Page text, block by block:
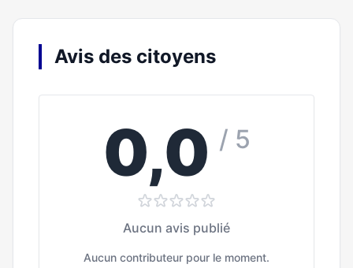
Avis des citoyens
0,0 / 5
Aucun avis publié
Aucun contributeur pour le moment.